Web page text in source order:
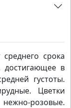
срока
достигающее в
густоты.
Цветки
розовые.